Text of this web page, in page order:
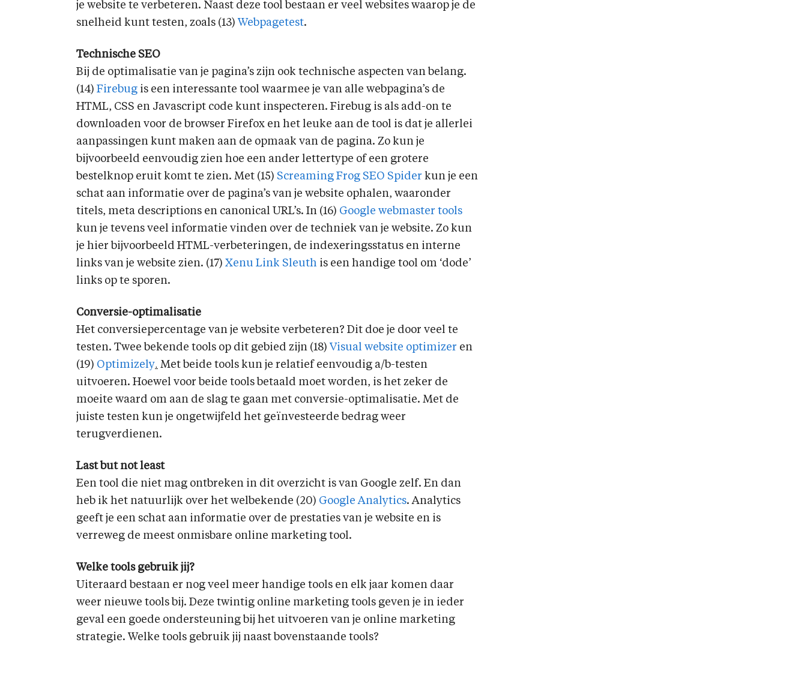
je website te verbeteren. Naast deze tool bestaan er veel websites waarop je de
snelheid kunt testen, zoals (13) Webpagetest.
Technische SEO
Bij de optimalisatie van je pagina’s zijn ook technische aspecten van belang.
(14) Firebug is een interessante tool waarmee je van alle webpagina’s de
HTML, CSS en Javascript code kunt inspecteren. Firebug is als add-on te
downloaden voor de browser Firefox en het leuke aan de tool is dat je allerlei
aanpassingen kunt maken aan de opmaak van de pagina. Zo kun je
bijvoorbeeld eenvoudig zien hoe een ander lettertype of een grotere
bestelknop eruit komt te zien. Met (15) Screaming Frog SEO Spider kun je een
schat aan informatie over de pagina’s van je website ophalen, waaronder
titels, meta descriptions en canonical URL’s. In (16) Google webmaster tools
kun je tevens veel informatie vinden over de techniek van je website. Zo kun
je hier bijvoorbeeld HTML-verbeteringen, de indexeringsstatus en interne
links van je website zien. (17) Xenu Link Sleuth is een handige tool om ‘dode’
links op te sporen.
Conversie-optimalisatie
Het conversiepercentage van je website verbeteren? Dit doe je door veel te
testen. Twee bekende tools op dit gebied zijn (18) Visual website optimizer en
(19) Optimizely. Met beide tools kun je relatief eenvoudig a/b-testen
uitvoeren. Hoewel voor beide tools betaald moet worden, is het zeker de
moeite waard om aan de slag te gaan met conversie-optimalisatie. Met de
juiste testen kun je ongetwijfeld het geïnvesteerde bedrag weer
terugverdienen.
Last but not least
Een tool die niet mag ontbreken in dit overzicht is van Google zelf. En dan
heb ik het natuurlijk over het welbekende (20) Google Analytics. Analytics
geeft je een schat aan informatie over de prestaties van je website en is
verreweg de meest onmisbare online marketing tool.
Welke tools gebruik jij?
Uiteraard bestaan er nog veel meer handige tools en elk jaar komen daar
weer nieuwe tools bij. Deze twintig online marketing tools geven je in ieder
geval een goede ondersteuning bij het uitvoeren van je online marketing
strategie. Welke tools gebruik jij naast bovenstaande tools?